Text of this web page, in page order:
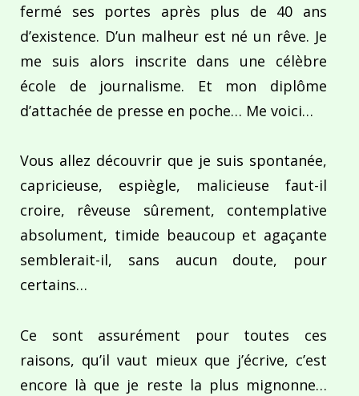
fermé ses portes après plus de 40 ans
d’existence. D’un malheur est né un rêve. Je
me suis alors inscrite dans une célèbre
école de journalisme. Et mon diplôme
d’attachée de presse en poche… Me voici…
Vous allez découvrir que je suis spontanée,
capricieuse, espiègle, malicieuse faut-il
croire, rêveuse sûrement, contemplative
absolument, timide beaucoup et agaçante
semblerait-il, sans aucun doute, pour
certains…
Ce sont assurément pour toutes ces
raisons, qu’il vaut mieux que j’écrive, c’est
encore là que je reste la plus mignonne…